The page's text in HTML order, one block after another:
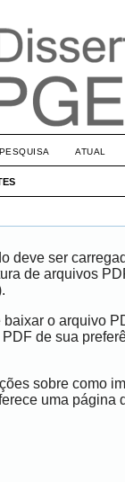
PESQUISA ATUAL
deve ser
de arquivos
o arquivo
de sua
sobre como
uma página